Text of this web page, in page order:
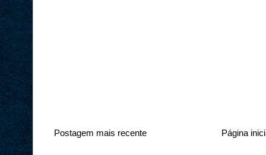
Postagem mais recente Página